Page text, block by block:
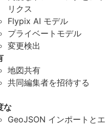
リクス
Flypix AI モデル
プライベートモデル
変更検出
地図共有
共同編集者を招待する
な
GeoJSON インポートとエ